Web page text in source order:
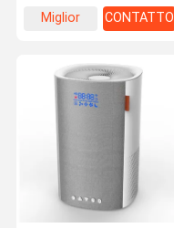
Miglior
CONTATTO